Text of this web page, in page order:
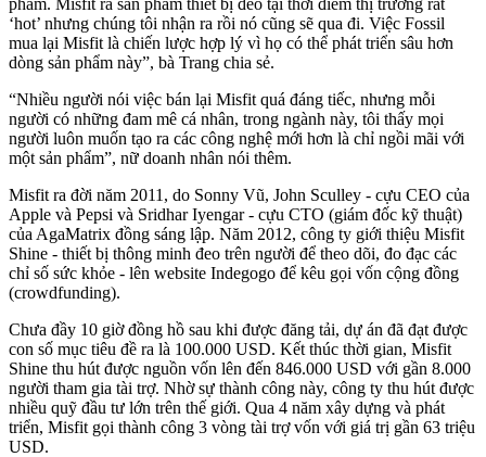
‘hot’ nhưng chúng tôi nhận ra rồi nó cũng sẽ qua đi. Việc Fossil
mua lại Misfit là chiến lược hợp lý vì họ có thể phát triển sâu hơn
dòng sản phẩm này”, bà Trang chia sẻ.
“Nhiều người nói việc bán lại Misfit quá đáng tiếc, nhưng mỗi
người có những đam mê cá nhân, trong ngành này, tôi thấy mọi
người luôn muốn tạo ra các công nghệ mới hơn là chỉ ngồi mãi với
một sản phẩm”, nữ doanh nhân nói thêm.
Misfit ra đời năm 2011, do Sonny Vũ, John Sculley - cựu CEO của
Apple và Pepsi và Sridhar Iyengar - cựu CTO (giám đốc kỹ thuật)
của AgaMatrix đồng sáng lập. Năm 2012, công ty giới thiệu Misfit
Shine - thiết bị thông minh đeo trên người để theo dõi, đo đạc các
chỉ số sức khỏe - lên website Indegogo để kêu gọi vốn cộng đồng
(crowdfunding).
Chưa đầy 10 giờ đồng hồ sau khi được đăng tải, dự án đã đạt được
con số mục tiêu đề ra là 100.000 USD. Kết thúc thời gian, Misfit
Shine thu hút được nguồn vốn lên đến 846.000 USD với gần 8.000
người tham gia tài trợ. Nhờ sự thành công này, công ty thu hút được
nhiều quỹ đầu tư lớn trên thế giới. Qua 4 năm xây dựng và phát
triển, Misfit gọi thành công 3 vòng tài trợ vốn với giá trị gần 63 triệu
USD.